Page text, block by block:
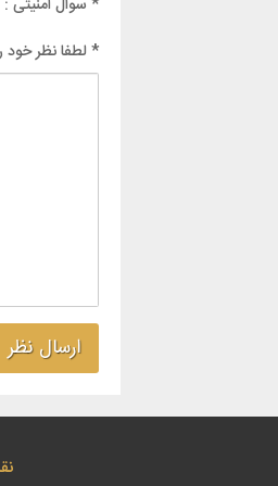
* سوال امنیتی :
* لطفا نظر خود